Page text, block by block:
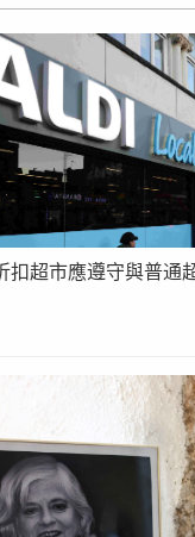
扣超市應遵守與普通